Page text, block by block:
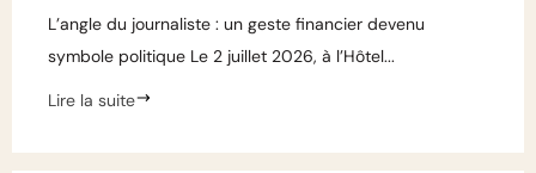
L’angle du journaliste : un geste financier devenu
symbole politique Le 2 juillet 2026, à l’Hôtel...
Lire la suite